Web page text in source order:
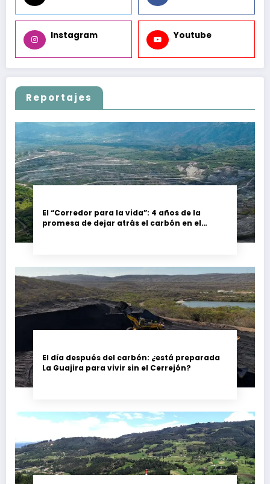
Instagram Youtube
Reportajes
El “Corredor para la vida”: 4 años de la
promesa de dejar atrás el carbón en el
El día después del carbón: ¿está preparada
La Guajira para vivir sin el Cerrejón?